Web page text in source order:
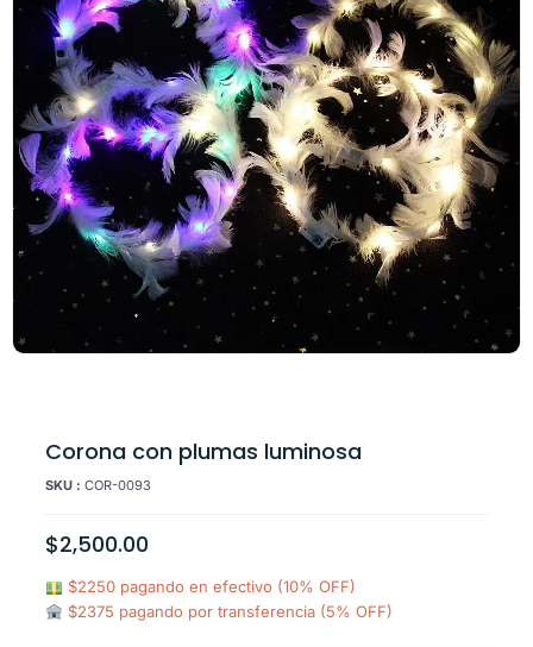
Corona con plumas luminosa
SKU : COR-0093
$2,500.00
$2250 pagando en efectivo (10% OFF)
$2375 pagando por transferencia (5% OFF)